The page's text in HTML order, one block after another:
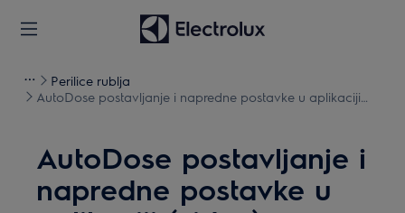
Perilice rublja
AutoDose postavljanje i napredne postavke u aplikaciji
AutoDose postavljanje i
napredne postavke u